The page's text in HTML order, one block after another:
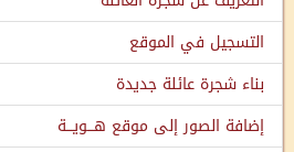
التسجيل في الموقع
بناء شجرة عائلة جديدة
إضافة الصور إلى موقع هـــويـــة